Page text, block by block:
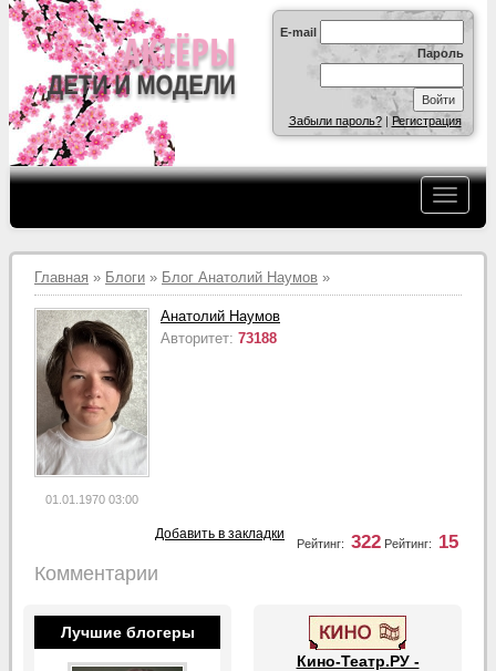
E-mail
Пароль
Забыли пароль?|Регистрация
Главная » Блоги » Блог Анатолий Наумов »
Анатолий Наумов
Авторитет: 73188
01.01.1970 03:00
Рейтинг: 15
Рейтинг: 322
Добавить в закладки
Комментарии
Лучшие блогеры
Кино-Театр.РУ -